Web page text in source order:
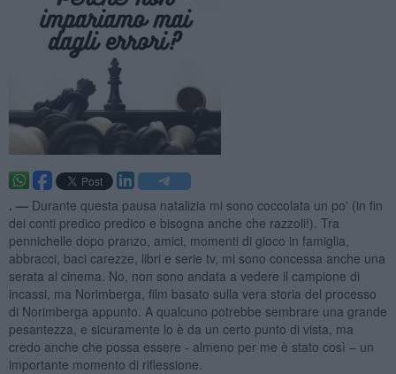
. — Durante questa pausa natalizia mi sono coccolata un po' (in fin
dei conti predico predico e bisogna anche che razzoli!). Tra
pennichelle dopo pranzo, amici, momenti di gioco in famiglia,
abbracci, baci carezze, libri e serie tv, mi sono concessa anche una
serata al cinema. No, non sono andata a vedere il campione di
incassi, ma Norimberga, film basato sulla vera storia del processo
di Norimberga appunto. A qualcuno potrebbe sembrare una grande
pesantezza, e sicuramente lo è da un certo punto di vista, ma
credo anche che possa essere - almeno per me è stato così – un
importante momento di riflessione.